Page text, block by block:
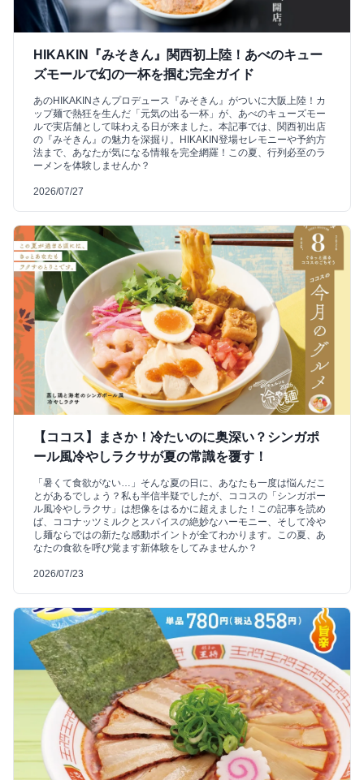
HIKAKIN『みそきん』関西初上陸！あべのキュー
ズモールで幻の一杯を掴む完全ガイド
あのHIKAKINさんプロデュース『みそきん』がついに大阪上陸！カ
ップ麺で熱狂を生んだ「元気の出る一杯」が、あべのキューズモー
ルで実店舗として味わえる日が来ました。本記事では、関西初出店
の『みそきん』の魅力を深掘り。HIKAKIN登場セレモニーや予約方
法まで、あなたが気になる情報を完全網羅！この夏、行列必至のラ
ーメンを体験しませんか？
2026/07/27
【ココス】まさか！冷たいのに奥深い？シンガポ
ール風冷やしラクサが夏の常識を覆す！
「暑くて食欲がない…」そんな夏の日に、あなたも一度は悩んだこ
とがあるでしょう？私も半信半疑でしたが、ココスの「シンガポー
ル風冷やしラクサ」は想像をはるかに超えました！この記事を読め
ば、ココナッツミルクとスパイスの絶妙なハーモニー、そして冷や
し麺ならではの新たな感動ポイントが全てわかります。この夏、あ
なたの食欲を呼び覚ます新体験をしてみませんか？
2026/07/23